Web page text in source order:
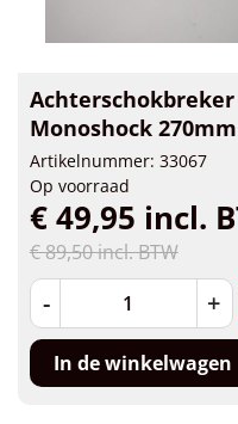
Achterschokbreker
Monoshock 270mm
Artikelnummer: 33067
Op voorraad
€ 89,50 incl. BTW
€ 49,95 incl.
- +
In de winkelwagen